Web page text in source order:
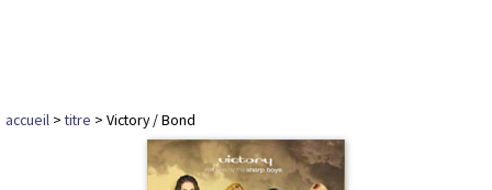
accueil >titre > Victory / Bond